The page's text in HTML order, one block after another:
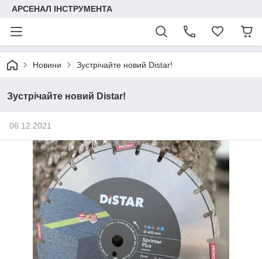
АРСЕНАЛ ІНСТРУМЕНТА
Новини Зустрічайте новий Distar!
Зустрічайте новий Distar!
06.12.2021